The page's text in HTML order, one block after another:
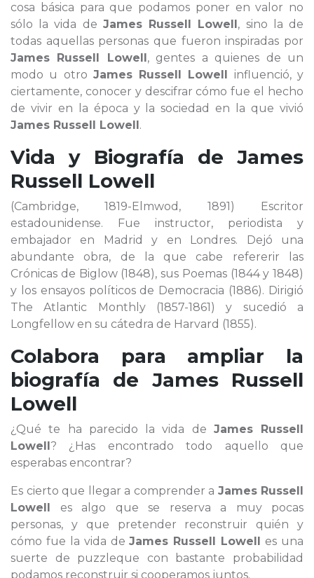
cosa básica para que podamos poner en valor no
sólo la vida de James Russell Lowell, sino la de
todas aquellas personas que fueron inspiradas por
James Russell Lowell, gentes a quienes de un
modo u otro James Russell Lowell influenció, y
ciertamente, conocer y descifrar cómo fue el hecho
de vivir en la época y la sociedad en la que vivió
James Russell Lowell.
Vida y Biografía de James
Russell Lowell
(Cambridge, 1819-Elmwod, 1891) Escritor
estadounidense. Fue instructor, periodista y
embajador en Madrid y en Londres. Dejó una
abundante obra, de la que cabe refererir las
Crónicas de Biglow (1848), sus Poemas (1844 y 1848)
y los ensayos políticos de Democracia (1886). Dirigió
The Atlantic Monthly (1857-1861) y sucedió a
Longfellow en su cátedra de Harvard (1855).
Colabora para ampliar la
biografía de James Russell
Lowell
¿Qué te ha parecido la vida de James Russell
Lowell? ¿Has encontrado todo aquello que
esperabas encontrar?
Es cierto que llegar a comprender a James Russell
Lowell es algo que se reserva a muy pocas
personas, y que pretender reconstruir quién y
cómo fue la vida deJames Russell Lowell es una
suerte de puzzleque con bastante probabilidad
podamos reconstruir si cooperamos juntos.